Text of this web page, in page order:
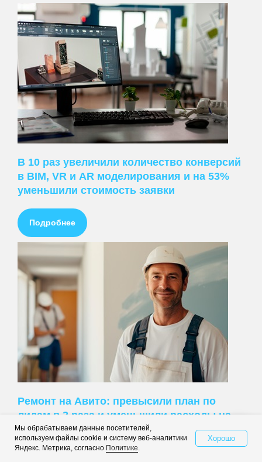
В 10 раз увеличили количество конверсий
в BIM, VR и AR моделирования и на 53%
уменьшили стоимость заявки
Подробнее
Ремонт на Авито: превысили план по
лидам в 3 раза и уменьшили расходы на
продвижение на 91%
Свяжитесь с нами
Мы обрабатываем данные посетителей,
используем файлы cookie и систему веб-аналитики
Яндекс. Метрика, согласно Политике.
Хорошо